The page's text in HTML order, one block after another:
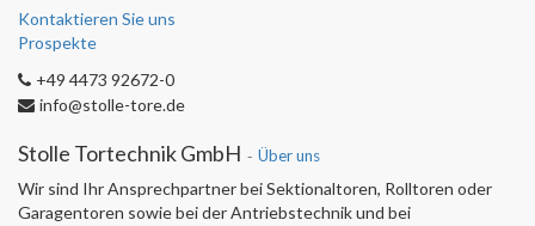
Kontaktieren Sie uns
Prospekte
+49 4473 92672-0
info@stolle-tore.de
Stolle Tortechnik GmbH - Über uns
Wir sind Ihr Ansprechpartner bei Sektionaltoren, Rolltoren oder
Garagentoren sowie bei der Antriebstechnik und bei